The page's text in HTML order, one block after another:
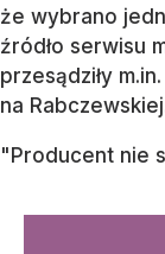
że wybrano
źródło serwisu
przesądziły
na
"Producent nie